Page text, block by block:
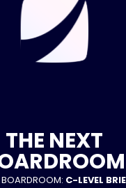
THE NEXT
BOARDROOM: C-LEVEL